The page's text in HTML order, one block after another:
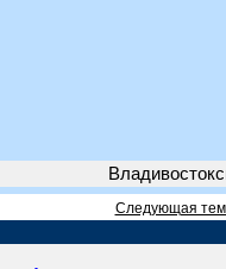
Следующая